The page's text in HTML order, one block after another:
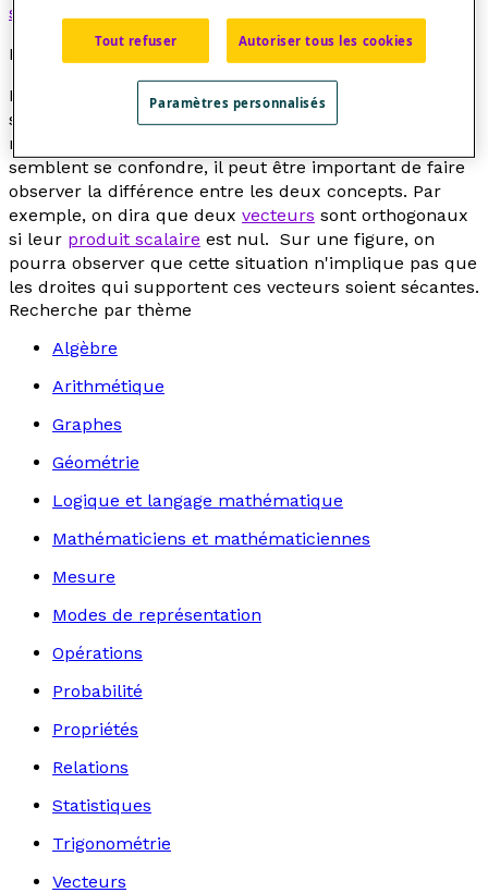
sécantes, par définition.
Note didactique
Même si, dans l'enseignement secondaire, où on
s'intéresse principalement aux figures planes, les
notions de perpendicularité et d'orthogonalité
semblent se confondre, il peut être important de faire
observer la différence entre les deux concepts. Par
exemple, on dira que deux vecteurs sont orthogonaux
si leur produit scalaire est nul. Sur une figure, on
pourra observer que cette situation n'implique pas que
les droites qui supportent ces vecteurs soient sécantes.
Recherche par thème
Algèbre
Arithmétique
Graphes
Géométrie
Logique et langage mathématique
Mathématiciens et mathématiciennes
Mesure
Modes de représentation
Opérations
Probabilité
Propriétés
Relations
Statistiques
Trigonométrie
Vecteurs
Tout refuser Autoriser tous les cookies
Paramètres personnalisés